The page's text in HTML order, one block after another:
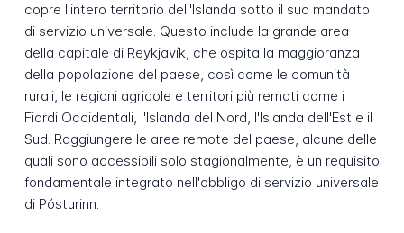
copre l'intero territorio dell'Islanda sotto il suo mandato
di servizio universale. Questo include la grande area
della capitale di Reykjavík, che ospita la maggioranza
della popolazione del paese, così come le comunità
rurali, le regioni agricole e territori più remoti come i
Fiordi Occidentali, l'Islanda del Nord, l'Islanda dell'Est e il
Sud. Raggiungere le aree remote del paese, alcune delle
quali sono accessibili solo stagionalmente, è un requisito
fondamentale integrato nell'obbligo di servizio universale
di Pósturinn.